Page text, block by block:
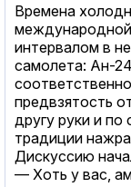
Времена
интервалом в
самолета: Ан-
предвзятость
другу руки и
традиции
Дискуссию
— Хоть у вас,